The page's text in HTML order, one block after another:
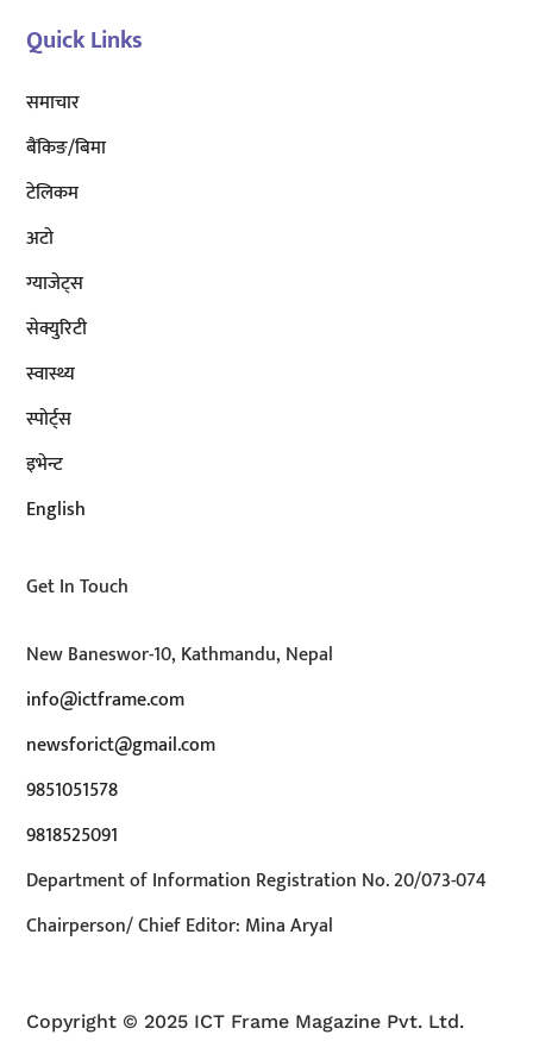
Quick Links
समाचार
बैंकिङ/बिमा
टेलिकम
अटाे
ग्याजेट्स
सेक्युरिटी
स्वास्थ्य
स्पोर्ट्स
इभेन्ट
English
Get In Touch
New Baneswor-10, Kathmandu, Nepal
info@ictframe.com
newsforict@gmail.com
9851051578
9818525091
Department of Information Registration No. 20/073-074
Chairperson/ Chief Editor: Mina Aryal
Copyright © 2025 ICT Frame Magazine Pvt. Ltd.